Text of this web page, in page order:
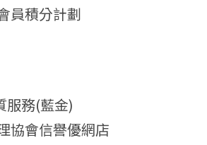
員積分計劃
服務(藍金)
協會信譽優網店